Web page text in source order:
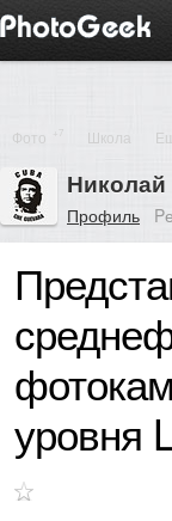
Фото +7 Школа
Профиль
уровня